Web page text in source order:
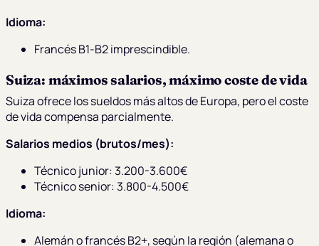
Idioma:
Francés B1-B2 imprescindible.
Suiza: máximos salarios, máximo coste de vida
Suiza ofrece los sueldos más altos de Europa, pero el coste
de vida compensa parcialmente.
Salarios medios (brutos/mes):
Técnico junior: 3.200-3.600€
Técnico senior: 3.800-4.500€
Idioma:
Alemán o francés B2+, según la región (alemana o